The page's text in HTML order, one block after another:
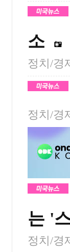
소
정치/경
정치/경
는 '
정치/경